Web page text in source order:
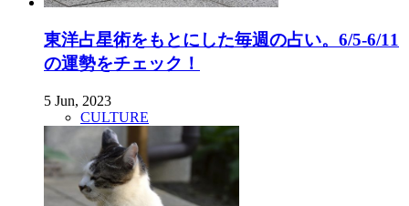
東洋占星術をもとにした毎週の占い。6/5-6/11
の運勢をチェック！
5 Jun, 2023
CULTURE